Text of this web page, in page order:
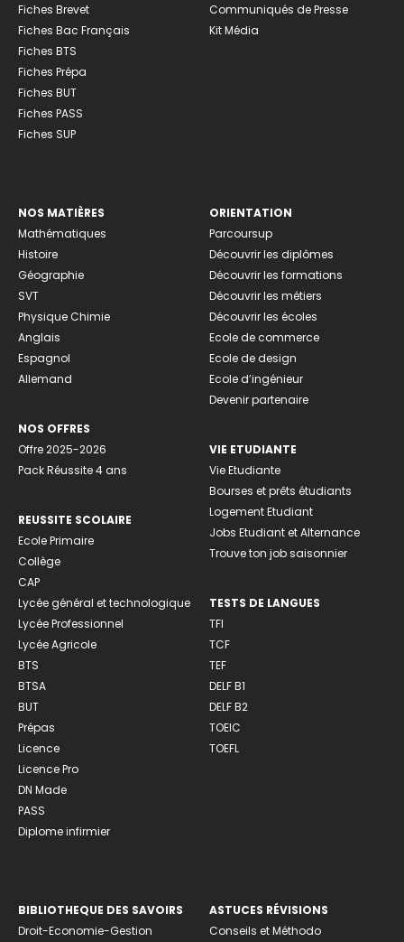
Fiches Brevet
Fiches Bac Français
Fiches BTS
Fiches Prépa
Fiches BUT
Fiches PASS
Fiches SUP
Communiqués de Presse
Kit Média
NOS MATIÈRES
Mathématiques
Histoire
Géographie
SVT
Physique Chimie
Anglais
Espagnol
Allemand
NOS OFFRES
Offre 2025-2026
Pack Réussite 4 ans
REUSSITE SCOLAIRE
Ecole Primaire
Collège
CAP
Lycée général et technologique
Lycée Professionnel
Lycée Agricole
BTS
BTSA
BUT
Prépas
Licence
Licence Pro
DN Made
PASS
Diplome infirmier
ORIENTATION
Parcoursup
Découvrir les diplômes
Découvrir les formations
Découvrir les métiers
Découvrir les écoles
Ecole de commerce
Ecole de design
Ecole d’ingénieur
Devenir partenaire
VIE ETUDIANTE
Vie Etudiante
Bourses et prêts étudiants
Logement Etudiant
Jobs Etudiant et Alternance
Trouve ton job saisonnier
TESTS DE LANGUES
TFI
TCF
TEF
DELF B1
DELF B2
TOEIC
TOEFL
BIBLIOTHEQUE DES SAVOIRS
Droit-Economie-Gestion
ASTUCES RÉVISIONS
Conseils et Méthodo